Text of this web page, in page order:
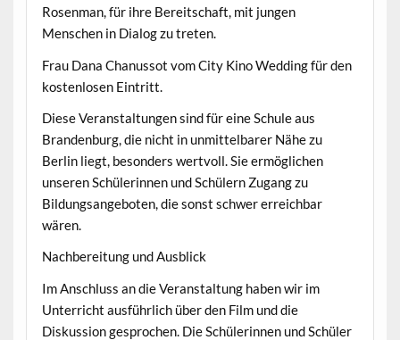
Rosenman, für ihre Bereitschaft, mit jungen
Menschen in Dialog zu treten.
Frau Dana Chanussot vom City Kino Wedding für den
kostenlosen Eintritt.
Diese Veranstaltungen sind für eine Schule aus
Brandenburg, die nicht in unmittelbarer Nähe zu
Berlin liegt, besonders wertvoll. Sie ermöglichen
unseren Schülerinnen und Schülern Zugang zu
Bildungsangeboten, die sonst schwer erreichbar
wären.
Nachbereitung und Ausblick
Im Anschluss an die Veranstaltung haben wir im
Unterricht ausführlich über den Film und die
Diskussion gesprochen. Die Schülerinnen und Schüler